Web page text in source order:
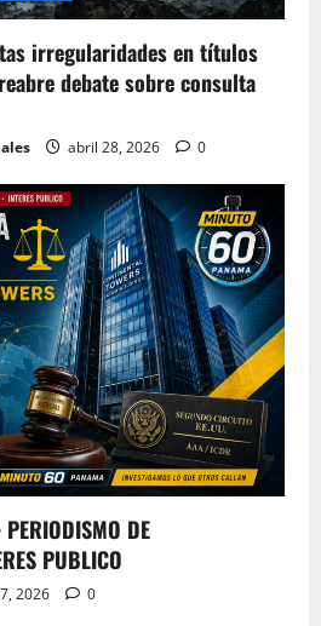
irregularidades en títulos
debate sobre consulta
abril 28, 2026 0
DE
PUBLICO
2026 0